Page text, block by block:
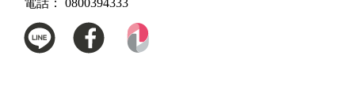
電話： 0800394333